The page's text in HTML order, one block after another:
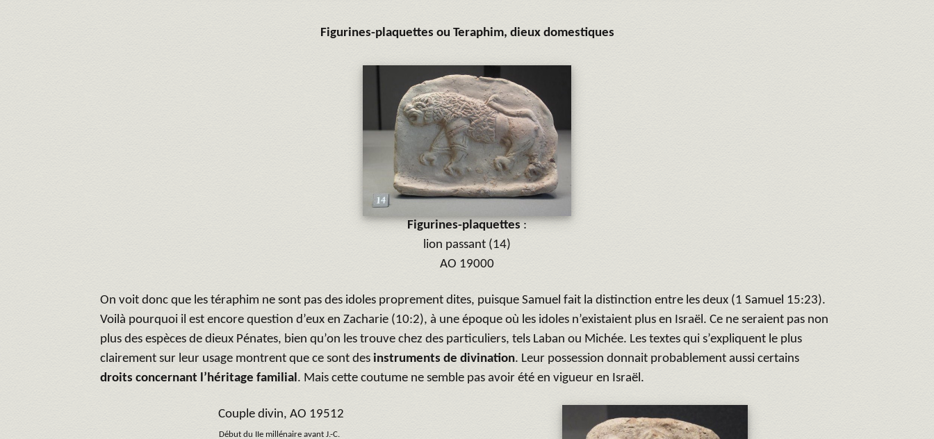
Figurines-plaquettes ou Teraphim, dieux domestiques
Figurines-plaquettes:
lion passant (14)
AO 19000
On voit donc que les téraphim ne sont pas des idoles proprement dites, puisque Samuel fait la distinction entre les deux (1 Samuel 15:23).
Voilà pourquoi il est encore question d’eux en Zacharie (10:2), à une époque où les idoles n’existaient plus en Israël. Ce ne seraient pas non
plus des espèces de dieux Pénates, bien qu’on les trouve chez des particuliers, tels Laban ou Michée. Les textes qui s’expliquent le plus
clairement sur leur usage montrent que ce sont des instruments de divination. Leur possession donnait probablement aussi certains
droits concernant l’héritage familial. Mais cette coutume ne semble pas avoir été en vigueur en Israël.
Couple divin, AO 19512
Début du IIe millénaire avant J.-C.